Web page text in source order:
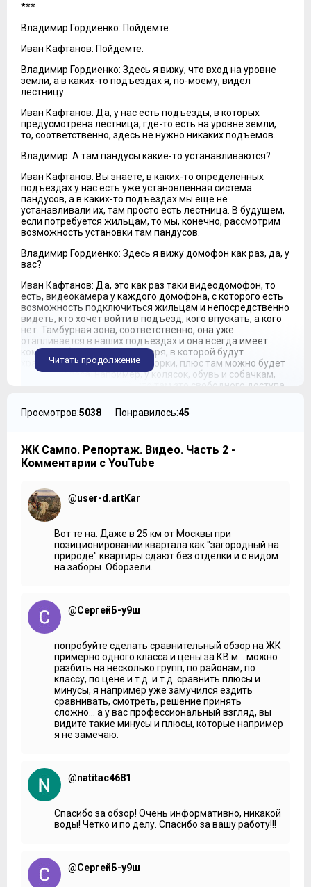
***
Владимир Гордиенко: Пойдемте.
Иван Кафтанов: Пойдемте.
Владимир Гордиенко: Здесь я вижу, что вход на уровне
земли, а в каких-то подъездах я, по-моему, видел
лестницу.
Иван Кафтанов: Да, у нас есть подъезды, в которых
предусмотрена лестница, где-то есть на уровне земли,
то, соответственно, здесь не нужно никаких подъемов.
Владимир: А там пандусы какие-то устанавливаются?
Иван Кафтанов: Вы знаете, в каких-то определенных
подъездах у нас есть уже установленная система
пандусов, а в каких-то подъездах мы еще не
устанавливали их, там просто есть лестница. В будущем,
если потребуется жильцам, то мы, конечно, рассмотрим
возможность установки там пандусов.
Владимир Гордиенко: Здесь я вижу домофон как раз, да, у
вас?
Иван Кафтанов: Да, это как раз таки видеодомофон, то
есть, видеокамера у каждого домофона, с которого есть
возможность подключиться жильцам и непосредственно
видеть, кто хочет войти в подъезд, кого впускать, а кого
нет. Тамбурная зона, соответственно, она уже
отапливается в наших подъездах и она всегда имеет
комнату уборочного инвентаря, в которой будут
храниться материалы для уборки, плюс там можно будет
помыть колеса, например, у колясок, обувь и собачкам,
кошечкам лапки, потому что там это свободного доступа
каждую квартиру в наших подъездах почтовые. Плитка
на полах, покраска идет на стенах в светлые тона
которая обеспечивает и отопление, и горячее
водоснабжение. Соответственно, счетчики у нас только
интернета, и кабельное интернет-телевидение.
Владимир Гордиенко: Вот в таких, как я понимаю, местах
как раз можно хранить коляски, велосипеды, да?
Иван Кафтанов: Да, в определенных местах у нас есть как
раз, в которых возможно хранить общее какое-то
имущество, то есть, велосипед, коляску, еще что-то для
Владимир Гордиенко: Освещение здесь у вас на лестнице
панорамное?
Иван Кафтанов: Да, здесь непосредственно идет
панорамное освещение и здесь тоже есть интересное
такое решение от нашей финской генеральной
подрядной компании – это система «Электронной
проветривание», то есть, каждый житель чтобы вот это
вот не лазить и не смотреть, если нужно проветрить
общие помещения, то он пользуется этими кнопочками,
которые открываются электронно и закрываются. Вот
здесь будут размещены какие-то цветы красивые, то
есть, интересное расположение и создавать больше уюта
Владимир Гордиенко: Иван, расскажите, в каком виде
будут получать квартиры свои собственники?
Иван Кафтанов: В квартирах будет уже установлена
металлическая дверь, будет установлен домофон с
возможностью поставить сюда видео-экранчик, чтобы
закладные уже под кабельное интернет-телевидение. У
нас компания «Ростелеком» с нами сотрудничает и
возможно у нее заказать сразу подключение при
Читать продолжение
Просмотров:5038 Понравилось:45
ЖК Сампо. Репортаж. Видео. Часть 2 -
Комментарии с YouTube
@user-d.artKar
Вот те на. Даже в 25 км от Москвы при
позиционировании квартала как "загородный на
природе" квартиры сдают без отделки и с видом
на заборы. Оборзели.
@СергейБ-у9ш
попробуйте сделать сравнительный обзор на ЖК
примерно одного класса и цены за КВ.м. . можно
разбить на несколько групп, по районам, по
классу, по цене и т.д. и т.д. сравнить плюсы и
минусы, я например уже замучился ездить
сравнивать, смотреть, решение принять
сложно... а у вас профессиональный взгляд, вы
видите такие минусы и плюсы, которые например
я не замечаю.
@natitac4681
Спасибо за обзор! Очень информативно, никакой
воды! Четко и по делу. Спасибо за вашу работу!!!
@СергейБ-у9ш